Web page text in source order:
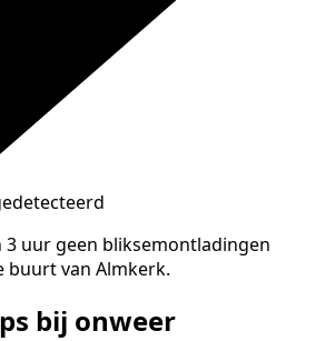
3 uur geen bliksemontladingen
buurt van Almkerk.
bij onweer